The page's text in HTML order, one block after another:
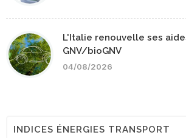
L'Italie renouvelle ses
GNV/bioGNV
04/08/2026
INDICES ÉNERGIES TRANSPORT